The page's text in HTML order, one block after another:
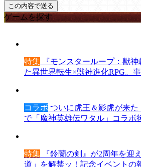
ゲームを探す
特集 『モンスターループ：獣
た異世界転生×獣神進化RPG。
コラボ ついに虎王＆影虎が来た
で「魔神英雄伝ワタル」コラボ
特集 『鈴蘭の剣』が2周年を迎
道」を解禁ッ！記念イベントの